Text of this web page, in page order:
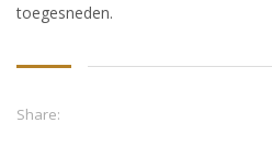
toegesneden.
Share: